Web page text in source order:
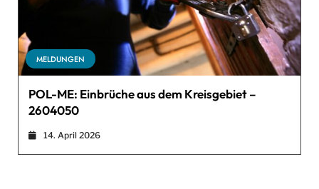
MELDUNGEN
POL-ME: Einbrüche aus dem Kreisgebiet –
2604050
14. April 2026